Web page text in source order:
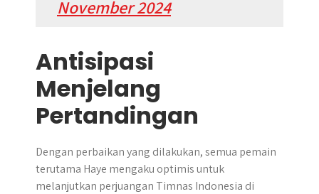
November 2024
Antisipasi
Menjelang
Pertandingan
Dengan perbaikan yang dilakukan, semua pemain
terutama Haye mengaku optimis untuk
melanjutkan perjuangan Timnas Indonesia di